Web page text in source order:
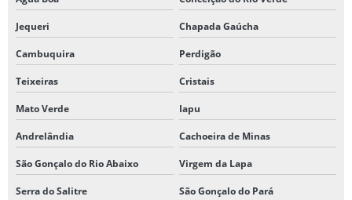
Jequeri Chapada Gaúcha
Cambuquira Perdigão
Teixeiras Cristais
Mato Verde Iapu
Andrelândia Cachoeira de Minas
São Gonçalo do Rio Abaixo Virgem da Lapa
Serra do Salitre São Gonçalo do Pará